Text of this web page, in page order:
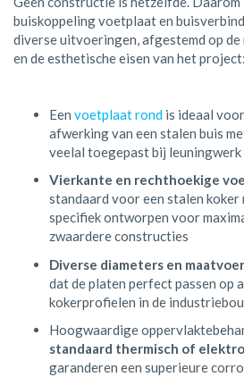
buiskoppeling voetplaat en
diverse uitvoeringen, afgestemd op de
en de esthetische eisen van het project:
Een voetplaat rond is ideaal
afwerking van een stalen buis
veelal toegepast bij
Vierkante en rechthoekige
standaard voor een stalen
specifiek ontworpen voor
zwaardere constructies
Diverse diameters en
dat de platen perfect passen op
kokerprofielen in de
Hoogwaardige
standaard thermisch of
garanderen een superieure